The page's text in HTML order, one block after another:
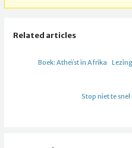
Related articles
Boek: Atheïst in Afrika
Stop niet te